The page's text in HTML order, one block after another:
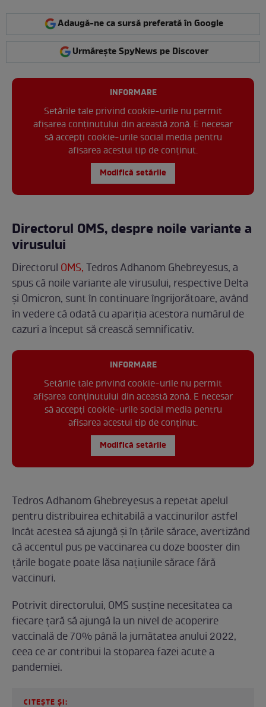
Adaugă-ne ca sursă preferată în Google
Urmărește SpyNews pe Discover
INFORMARE
Setările tale privind cookie-urile nu permit
afișarea conținutului din această zonă. E necesar
să accepți cookie-urile social media pentru
afisarea acestui tip de conținut.
Modifică setările
Directorul OMS, despre noile variante a
virusului
Directorul OMS,Tedros Adhanom Ghebreyesus, a
spus că noile variante ale virusului, respective Delta
și Omicron, sunt în continuare îngrijorătoare, având
în vedere că odată cu apariția acestora numărul de
cazuri a început să crească semnificativ.
INFORMARE
Setările tale privind cookie-urile nu permit
afișarea conținutului din această zonă. E necesar
să accepți cookie-urile social media pentru
afisarea acestui tip de conținut.
Modifică setările
Tedros Adhanom Ghebreyesus a repetat apelul
pentru distribuirea echitabilă a vaccinurilor astfel
încât acestea să ajungă şi în ţările sărace, avertizând
că accentul pus pe vaccinarea cu doze booster din
ţările bogate poate lăsa naţiunile sărace fără
vaccinuri.
Potrivit directorului, OMS susţine necesitatea ca
fiecare ţară să ajungă la un nivel de acoperire
vaccinală de 70% până la jumătatea anului 2022,
ceea ce ar contribui la stoparea fazei acute a
pandemiei.
CITEȘTE ȘI: